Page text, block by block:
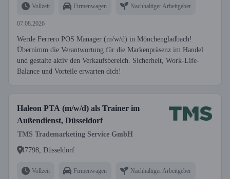
Vollzeit Firmenwagen Nachhaltiger Arbeitgeber
07.08.2026
Werde Ferrero POS Manager (m/w/d) in Mönchengladbach!
Übernimm die Verantwortung für die Markenpräsenz im Handel
und gestalte aktiv den Verkaufsbereich. Sicherheit, Work-Life-
Balance und Vorteile erwarten dich!
Haleon PTA (m/w/d) als Trainer im
Außendienst, Düsseldorf
TMS Trademarketing Service GmbH
47798, Düsseldorf
Vollzeit Firmenwagen Nachhaltiger Arbeitgeber